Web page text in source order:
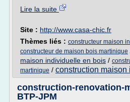
Lire la suite
Site : http://www.casa-chic.fr
Thèmes liés : constructeur maison
constructeur de maison bois martinique
maison individuelle en bois /
martinique / construction
construction-renovation-
BTP-JPM